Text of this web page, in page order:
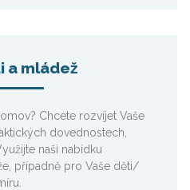
a mládež
Chcete rozvíjet Vaše
dovednostech,
naši nabídku
případně pro Vaše děti/